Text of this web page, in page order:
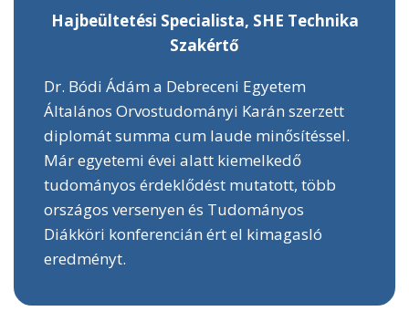
Hajbeültetési Specialista, SHE Technika
Szakértő
Dr. Bódi Ádám a Debreceni Egyetem
Általános Orvostudományi Karán szerzett
diplomát summa cum laude minősítéssel.
Már egyetemi évei alatt kiemelkedő
tudományos érdeklődést mutatott, több
országos versenyen és Tudományos
Diákköri konferencián ért el kimagasló
eredményt.